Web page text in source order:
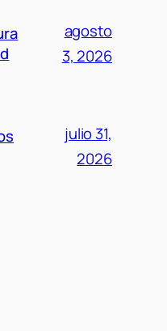
agosto
3, 2026
julio 31,
2026